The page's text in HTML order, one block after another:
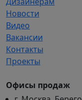
Новости
Видео
Вакансии
Контакты
Проекты
Офисы продаж